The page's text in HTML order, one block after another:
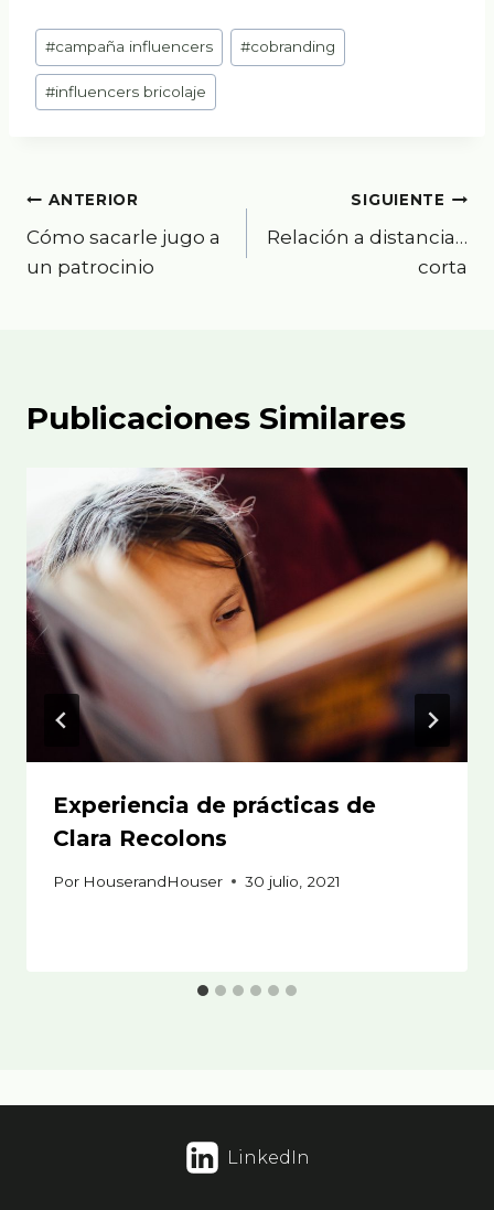
Etiquetas
de
la
#campaña influencers #cobranding
#influencers bricolaje
Navegación
de
ANTERIOR
Cómo sacarle jugo a
un patrocinio
SIGUIENTE
Relación a distancia…
corta
Publicaciones Similares
Experiencia de prácticas de
Clara Recolons
Por HouserandHouser 30 julio, 2021
LinkedIn